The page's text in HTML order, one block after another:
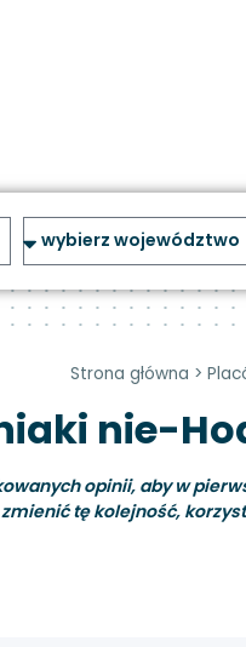
Strona główna >
nie-
opinii, aby w
tę kolejność,